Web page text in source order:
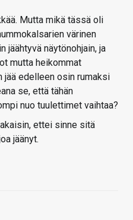
Mutta mikä tässä oli
värinen
jäähtyvä näytönohjain, ja
mutta heikommat
jää edelleen osin rumaksi
se, että tähän
nuo tuulettimet vaihtaa?
ettei sinne sitä
jäänyt.